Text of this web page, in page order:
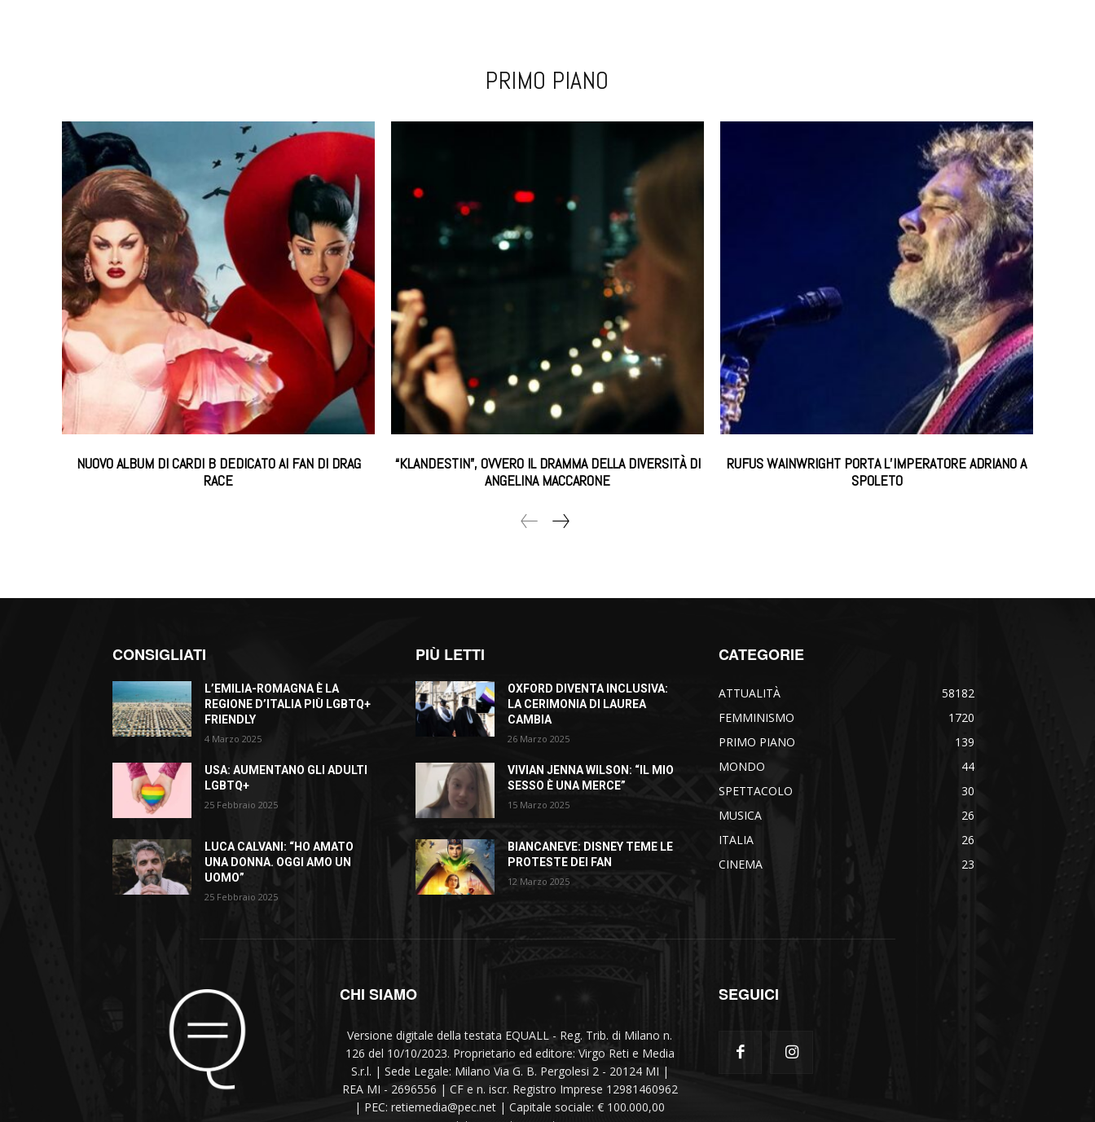
PRIMO PIANO
NUOVO ALBUM DI CARDI B DEDICATO AI FAN DI DRAG
RACE
“KLANDESTIN”, OVVERO IL DRAMMA DELLA DIVERSITÀ DI
ANGELINA MACCARONE
RUFUS WAINWRIGHT PORTA L’IMPERATORE ADRIANO A
SPOLETO
CONSIGLIATI
L’EMILIA-ROMAGNA È LA
REGIONE D’ITALIA PIÙ LGBTQ+
FRIENDLY
4 Marzo 2025
USA: AUMENTANO GLI ADULTI
LGBTQ+
25 Febbraio 2025
LUCA CALVANI: “HO AMATO
UNA DONNA. OGGI AMO UN
UOMO”
25 Febbraio 2025
PIÙ LETTI
OXFORD DIVENTA INCLUSIVA:
LA CERIMONIA DI LAUREA
CAMBIA
26 Marzo 2025
VIVIAN JENNA WILSON: “IL MIO
SESSO È UNA MERCE”
15 Marzo 2025
BIANCANEVE: DISNEY TEME LE
PROTESTE DEI FAN
12 Marzo 2025
CATEGORIE
ATTUALITÀ
58182
FEMMINISMO
1720
PRIMO PIANO
139
MONDO
44
SPETTACOLO
30
MUSICA
26
ITALIA
26
CINEMA
23
CHI SIAMO
Versione digitale della testata EQUALL - Reg. Trib. di Milano n.
126 del 10/10/2023. Proprietario ed editore: Virgo Reti e Media
S.r.l. | Sede Legale: Milano Via G. B. Pergolesi 2 - 20124 MI |
REA MI - 2696556 | CF e n. iscr. Registro Imprese 12981460962
| PEC: retiemedia@pec.net | Capitale sociale: € 100.000,00
SEGUICI